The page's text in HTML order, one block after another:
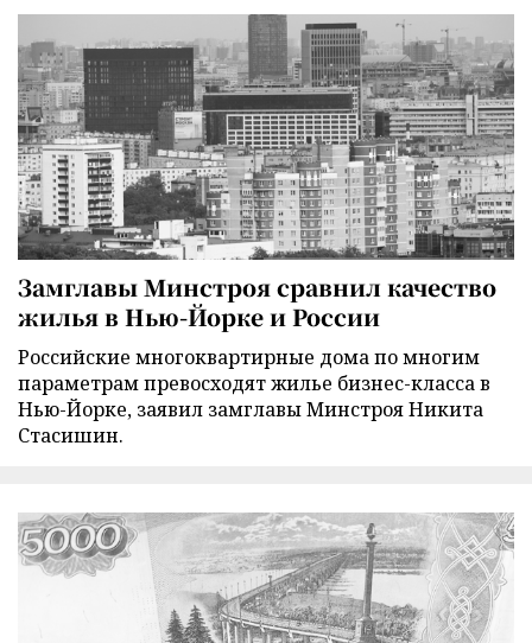
Замглавы Минстроя сравнил качество
жилья в Нью-Йорке и России
Российские многоквартирные дома по многим
параметрам превосходят жилье бизнес-класса в
Нью-Йорке, заявил замглавы Минстроя Никита
Стасишин.